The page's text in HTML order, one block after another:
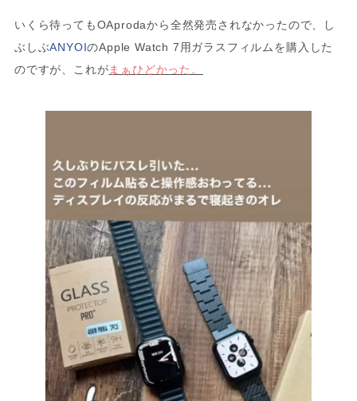
いくら待ってもOAprodaから全然発売されなかったので、し
ぶしぶANYOIのApple Watch 7用ガラスフィルムを購入した
のですが、これがまぁひどかった。